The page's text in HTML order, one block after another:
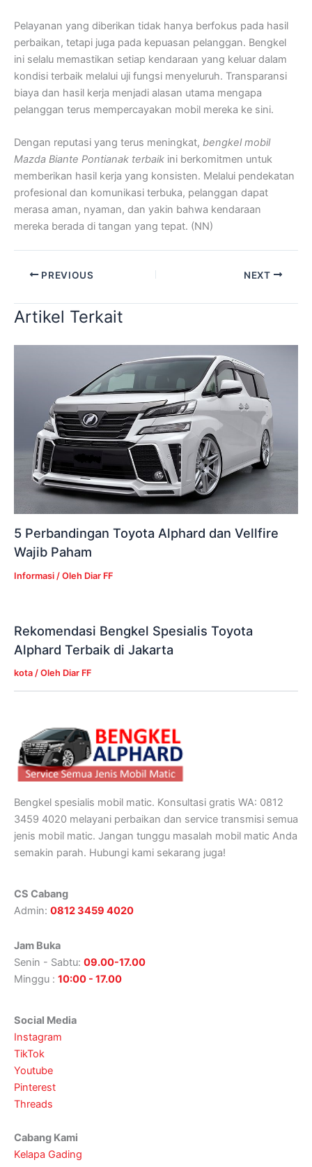
Pelayanan yang diberikan tidak hanya berfokus pada hasil
perbaikan, tetapi juga pada kepuasan pelanggan. Bengkel
ini selalu memastikan setiap kendaraan yang keluar dalam
kondisi terbaik melalui uji fungsi menyeluruh. Transparansi
biaya dan hasil kerja menjadi alasan utama mengapa
pelanggan terus mempercayakan mobil mereka ke sini.
Dengan reputasi yang terus meningkat, bengkel mobil
Mazda Biante Pontianak terbaik ini berkomitmen untuk
memberikan hasil kerja yang konsisten. Melalui pendekatan
profesional dan komunikasi terbuka, pelanggan dapat
merasa aman, nyaman, dan yakin bahwa kendaraan
mereka berada di tangan yang tepat. (NN)
PREVIOUS NEXT
Artikel Terkait
5 Perbandingan Toyota Alphard dan Vellfire
Wajib Paham
Informasi / Oleh Diar FF
Rekomendasi Bengkel Spesialis Toyota
Alphard Terbaik di Jakarta
kota / Oleh Diar FF
Bengkel spesialis mobil matic. Konsultasi gratis WA: 0812
3459 4020 melayani perbaikan dan service transmisi semua
jenis mobil matic. Jangan tunggu masalah mobil matic Anda
semakin parah. Hubungi kami sekarang juga!
CS Cabang
Admin: 0812 3459 4020
Jam Buka
Senin - Sabtu: 09.00-17.00
Minggu : 10:00 - 17.00
Social Media
Instagram
TikTok
Youtube
Pinterest
Threads
Cabang Kami
Kelapa Gading